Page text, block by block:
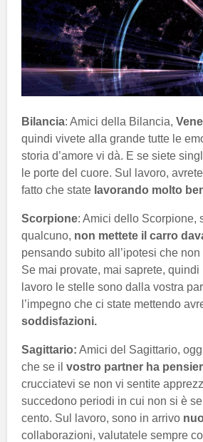
Bilancia: Amici della Bilancia,
quindi vivete alla grande tutte le
storia d’amore vi dà. E se siete
le porte del cuore. Sul lavoro,
fatto che state lavorando molto
Scorpione: Amici dello Scorpione,
qualcuno, non mettete il carro
pensando subito all’ipotesi che
Se mai provate, mai saprete, quindi
lavoro le stelle sono dalla vostra
l’impegno che ci state mettendo
soddisfazioni.
Sagittario: Amici del Sagittario,
che se il vostro partner ha
crucciatevi se non vi sentite
succedono periodi in cui non si è
cento. Sul lavoro, sono in arrivo
collaborazioni, valutatele sempre